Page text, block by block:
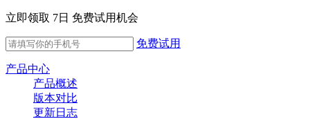
立即领取 7日 免费试用机会
免费试用
产品中心
产品概述
版本对比
更新日志